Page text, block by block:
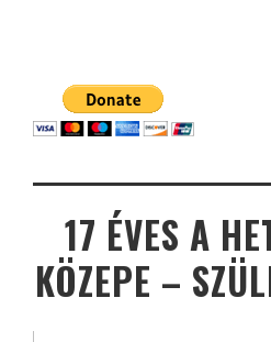
17 ÉVES A
KÖZEPE –